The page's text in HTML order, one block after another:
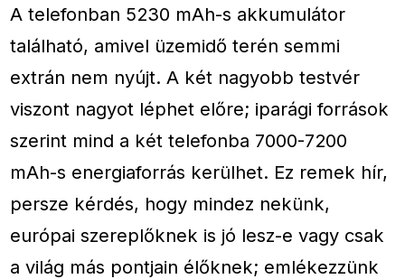
A telefonban 5230 mAh-s akkumulátor
található, amivel üzemidő terén semmi
extrán nem nyújt. A két nagyobb testvér
viszont nagyot léphet előre; iparági források
szerint mind a két telefonba 7000-7200
mAh-s energiaforrás kerülhet. Ez remek hír,
persze kérdés, hogy mindez nekünk,
európai szereplőknek is jó lesz-e vagy csak
a világ más pontjain élőknek; emlékezzünk